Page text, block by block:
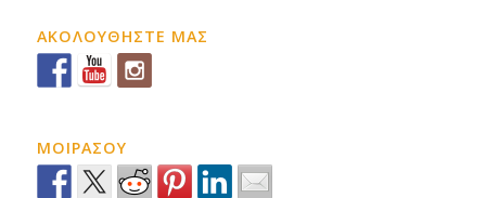
ΑΚΟΛΟΥΘΗΣΤΕ ΜΑΣ
ΜΟΙΡΑΣΟΥ